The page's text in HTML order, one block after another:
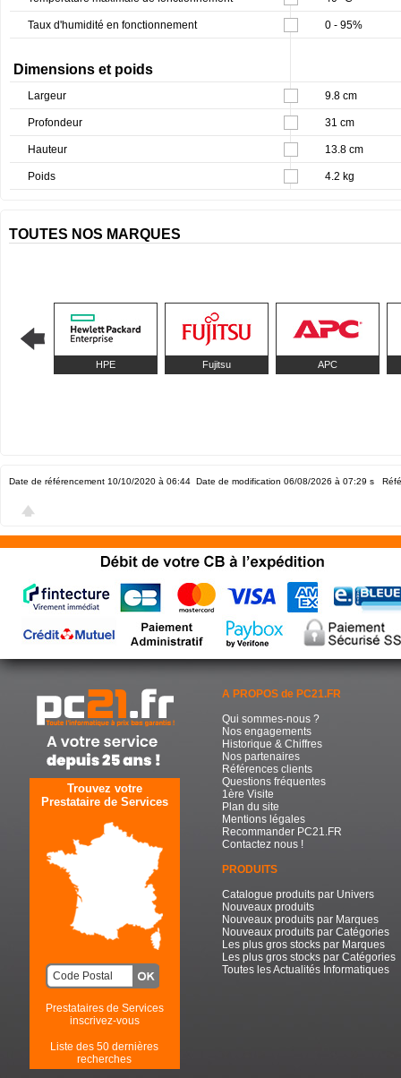
Taux d'humidité en fonctionnement 0 - 95%
Dimensions et poids
Largeur 9.8 cm
Profondeur 31 cm
Hauteur 13.8 cm
Poids 4.2 kg
TOUTES NOS MARQUES
HPE Fujitsu APC
Date de référencement 10/10/2020 à 06:44 Date de modification 06/08/2026 à 07:29 s
Trouvez votre
Prestataire de Services
Prestataires de Services
inscrivez-vous
Liste des 50 dernières
recherches
A PROPOS de PC21.FR
Qui sommes-nous ?
Nos engagements
Historique & Chiffres
Nos partenaires
Références clients
Questions fréquentes
1ère Visite
Plan du site
Mentions légales
Recommander PC21.FR
Contactez nous !
PRODUITS
Catalogue produits par Univers
Nouveaux produits
Nouveaux produits par Marques
Nouveaux produits par Catégories
Les plus gros stocks par Marques
Les plus gros stocks par Catégories
Toutes les Actualités Informatiques